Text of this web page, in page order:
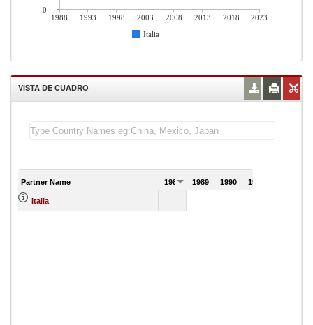
1988 1993 1998 2003 2008 2013 2018
2023
Italia
0
VISTA DE CUADRO
Partner Name 1988 1989 1990 1991
Italia